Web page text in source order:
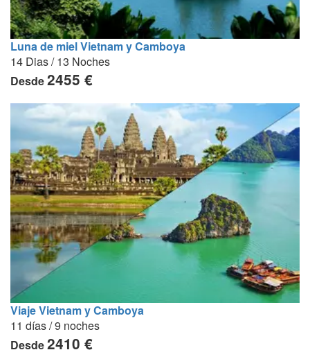
Luna de miel Vietnam y Camboya
14 Dias / 13 Noches
Desde2455 €
Viaje Vietnam y Camboya
11 días / 9 noches
Desde2410 €